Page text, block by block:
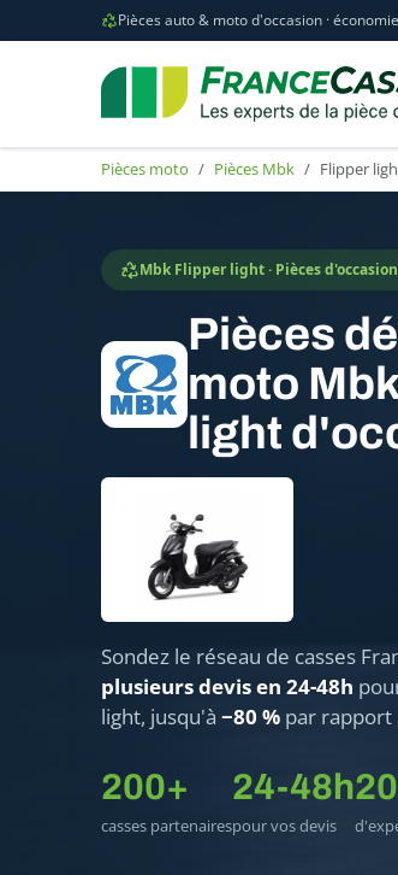
Pièces auto & moto d'occasion ·
Pièces moto Pièces Mbk Flipper
Mbk Flipper light · Pièces d'occasion
Pièces
moto
light
Sondez le réseau de casses
plusieurs devis en 24-48h
light, jusqu'à −80 % par rapport
200+
casses partenaires
24-48h
pour vos devis